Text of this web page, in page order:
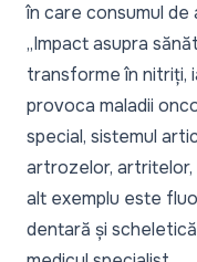
în care consumul de
„Impact asupra
transforme în nitriți,
provoca maladii
special, sistemul
artrozelor, artritelor,
alt exemplu este
dentară și